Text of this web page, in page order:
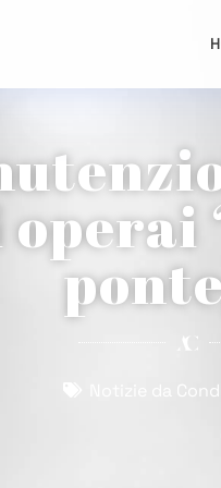
Notizie da